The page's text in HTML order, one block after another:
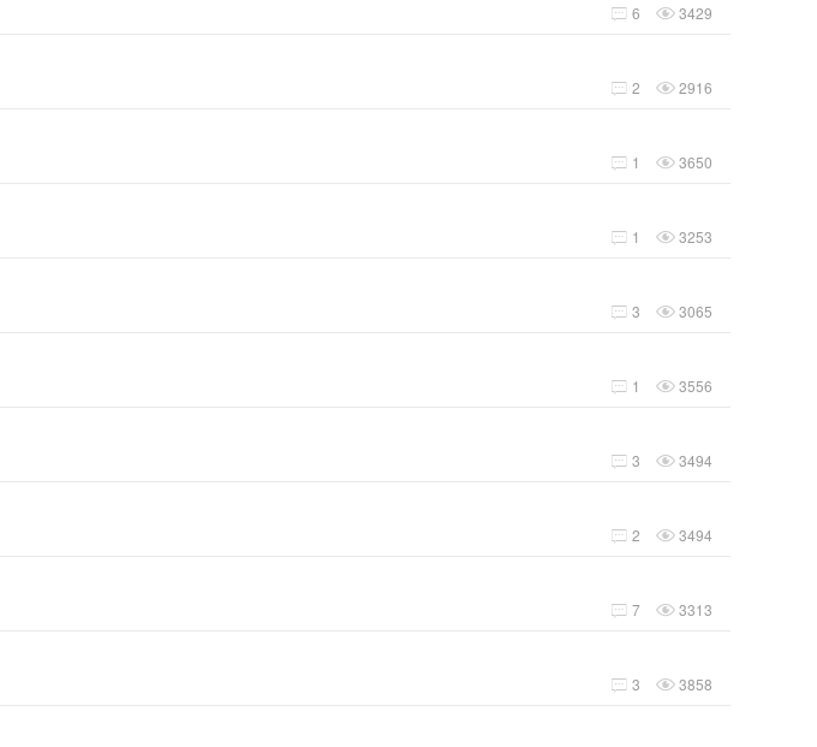
 6 3429
 2 2916
 1 3650
 1 3253
 3 3065
 1 3556
 3 3494
 2 3494
 7 3313
 3 3858